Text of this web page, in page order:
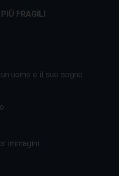
FRAGILI
un uomo e il suo sogno
immagini